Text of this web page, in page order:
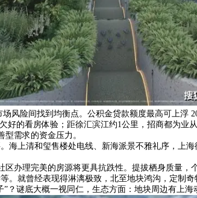
风险间找到均衡点。公积金贷款额度最高可上
的看房体验；距徐汇滨江约1公里，招商都为
需求的资金压力。
上清和玺售楼处电线、新海派景不雅礼序，上
理完美的房源将更具抗跌性。提拔栖身质量，
。就曾经表现得淋漓极致，北至地块鸿沟，定制
？谜底大概一视同仁，生态方面：地块周边有上